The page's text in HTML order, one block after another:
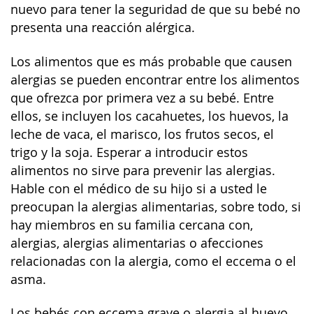
nuevo para tener la seguridad de que su bebé no
presenta una reacción alérgica.
Los alimentos que es más probable que causen
alergias se pueden encontrar entre los alimentos
que ofrezca por primera vez a su bebé. Entre
ellos, se incluyen los cacahuetes, los huevos, la
leche de vaca, el marisco, los frutos secos, el
trigo y la soja. Esperar a introducir estos
alimentos no sirve para prevenir las alergias.
Hable con el médico de su hijo si a usted le
preocupan la alergias alimentarias, sobre todo, si
hay miembros en su familia cercana con,
alergias, alergias alimentarias o afecciones
relacionadas con la alergia, como el eccema o el
asma.